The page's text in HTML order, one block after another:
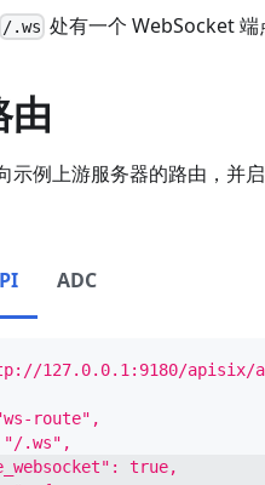
/.ws 处有一个 WebSocket 端
由
示例上游服务器的路由，并
ADC
127.0.0.1:9180/apisix/
route",
.ws",
true,